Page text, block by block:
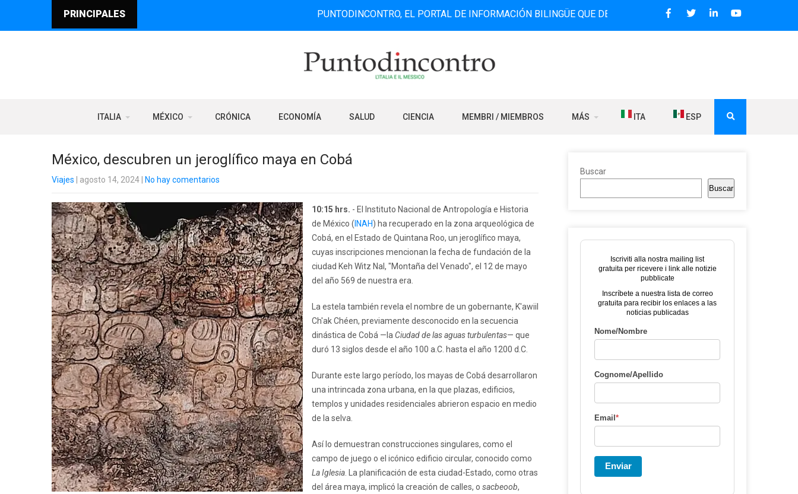
PRINCIPALES PUNTODINCONTRO, EL PORTAL DE INFORMACIÓN BILINGÜE QUE DESDE 2006 DIFUNDE NOTICIAS SOBRE LA RELACIÓN
ITALIA MÉXICO CRÓNICA ECONOMÍA SALUD CIENCIA MEMBRI / MIEMBROS MÁS ITA ESP
México, descubren un jeroglífico maya en Cobá
Viajes | agosto 14, 2024 No hay comentarios
10:15 hrs. - El Instituto Nacional de Antropología e Historia
de México ( INAH) ha recuperado en la zona arqueológica de
Cobá, en el Estado de Quintana Roo, un jeroglífico maya,
cuyas inscripciones mencionan la fecha de fundación de la
ciudad Keh Witz Nal, "Montaña del Venado", el 12 de mayo
del año 569 de nuestra era.
La estela también revela el nombre de un gobernante, K'awiil
Ch'ak Chéen, previamente desconocido en la secuencia
dinástica de Cobá —la Ciudad de las aguas turbulentas— que
duró 13 siglos desde el año 100 a.C. hasta el año 1200 d.C.
Durante este largo período, los mayas de Cobá desarrollaron
una intrincada zona urbana, en la que plazas, edificios,
templos y unidades residenciales abrieron espacio en medio
de la selva.
Así lo demuestran construcciones singulares, como el
campo de juego o el icónico edificio circular, conocido como
La Iglesia . La planificación de esta ciudad-Estado, como otras
del área maya, implicó la creación de calles, o sacbeoob,
Buscar
Buscar
Iscriviti alla nostra mailing list
gratuita per ricevere i link alle notizie
pubblicate
Inscríbete a nuestra lista de correo
gratuita para recibir los enlaces a las
noticias publicadas
Nome/Nombre
Cognome/Apellido
Email *
Enviar